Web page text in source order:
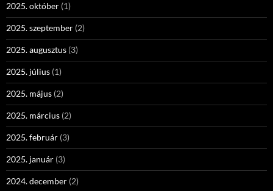
2025. október (1)
2025. szeptember (2)
2025. augusztus (3)
2025. július (1)
2025. május (2)
2025. március (2)
2025. február (3)
2025. január (3)
2024. december (2)